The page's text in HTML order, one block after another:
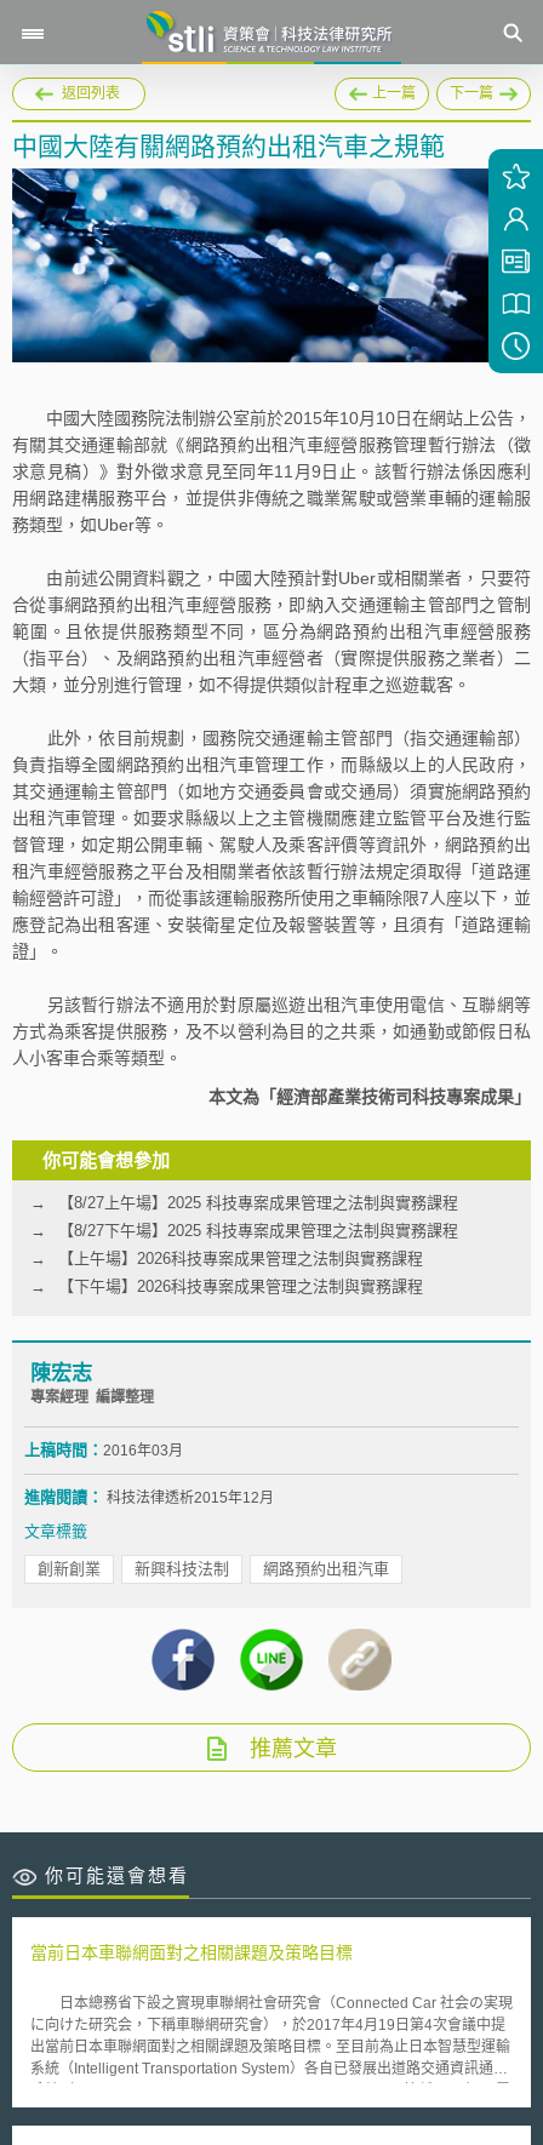
返回列表 上一篇 下一篇
中國大陸有關網路預約出租汽車之規範
中國大陸國務院法制辦公室前於2015年10月10日在網站上公告，
有關其交通運輸部就《網路預約出租汽車經營服務管理暫行辦法（徵
求意見稿）》對外徵求意見至同年11月9日止。該暫行辦法係因應利
用網路建構服務平台，並提供非傳統之職業駕駛或營業車輛的運輸服
務類型，如Uber等。
由前述公開資料觀之，中國大陸預計對Uber或相關業者，只要符
合從事網路預約出租汽車經營服務，即納入交通運輸主管部門之管制
範圍。且依提供服務類型不同，區分為網路預約出租汽車經營服務
（指平台）、及網路預約出租汽車經營者（實際提供服務之業者）二
大類，並分別進行管理，如不得提供類似計程車之巡遊載客。
此外，依目前規劃，國務院交通運輸主管部門（指交通運輸部）
負責指導全國網路預約出租汽車管理工作，而縣級以上的人民政府，
其交通運輸主管部門（如地方交通委員會或交通局）須實施網路預約
出租汽車管理。如要求縣級以上之主管機關應建立監管平台及進行監
督管理，如定期公開車輛、駕駛人及乘客評價等資訊外，網路預約出
租汽車經營服務之平台及相關業者依該暫行辦法規定須取得「道路運
輸經營許可證」，而從事該運輸服務所使用之車輛除限7人座以下，並
應登記為出租客運、安裝衛星定位及報警裝置等，且須有「道路運輸
證」。
另該暫行辦法不適用於對原屬巡遊出租汽車使用電信、互聯網等
方式為乘客提供服務，及不以營利為目的之共乘，如通勤或節假日私
人小客車合乘等類型。
本文為「經濟部產業技術司科技專案成果」
你可能會想參加
【8/27上午場】2025 科技專案成果管理之法制與實務課程
【8/27下午場】2025 科技專案成果管理之法制與實務課程
【上午場】2026科技專案成果管理之法制與實務課程
【下午場】2026科技專案成果管理之法制與實務課程
陳宏志
專案經理 編譯整理
上稿時間： 2016年03月
進階閱讀： 科技法律透析2015年12月
文章標籤
創新創業 新興科技法制 網路預約出租汽車
推薦文章
你可能還會想看
當前日本車聯網面對之相關課題及策略目標
日本總務省下設之實現車聯網社會研究會（Connected Car 社会の実現
に向けた研究会，下稱車聯網研究會），於2017年4月19日第4次會議中提
出當前日本車聯網面對之相關課題及策略目標。至目前為止日本智慧型運輸
系統（Intelligent Transportation System）各自已發展出道路交通資訊通信
子收費系統（Electronic Toll Collection System，簡稱ETC）、雷達防追撞